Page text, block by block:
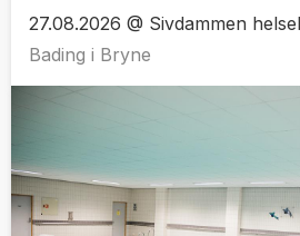
27.08.2026 @ Sivdammen
Bading i Bryne